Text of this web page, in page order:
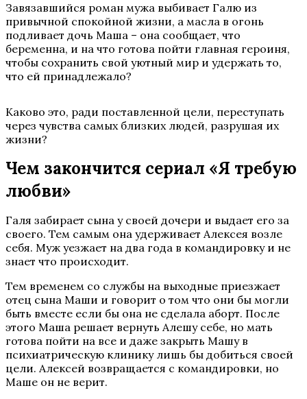
Завязавшийся роман мужа выбивает Галю из
привычной спокойной жизни, а масла в огонь
подливает дочь Маша – она сообщает, что
беременна, и на что готова пойти главная героиня,
чтобы сохранить свой уютный мир и удержать то,
что ей принадлежало?
Каково это, ради поставленной цели, переступать
через чувства самых близких людей, разрушая их
жизни?
Чем закончится сериал «Я требую
любви»
Галя забирает сына у своей дочери и выдает его за
своего. Тем самым она удерживает Алексея возле
себя. Муж уезжает на два года в командировку и не
знает что происходит.
Тем временем со службы на выходные приезжает
отец сына Маши и говорит о том что они бы могли
быть вместе если бы она не сделала аборт. После
этого Маша решает вернуть Алешу себе, но мать
готова пойти на все и даже закрыть Машу в
психиатрическую клинику лишь бы добиться своей
цели. Алексей возвращается с командировки, но
Маше он не верит.